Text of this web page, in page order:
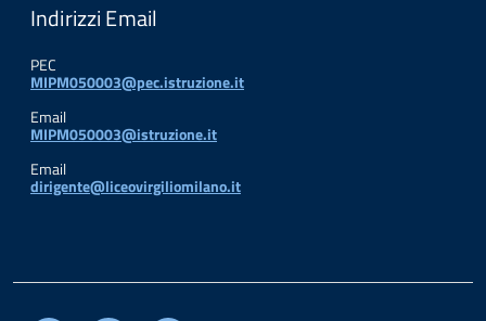
Indirizzi Email
PEC
MIPM050003@pec.istruzione.it
Email
MIPM050003@istruzione.it
Email
dirigente@liceovirgiliomilano.it